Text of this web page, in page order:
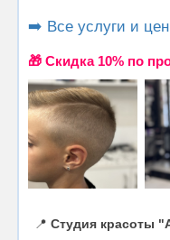
➡️ Все услуги и
🎁 Cкидка 10% по
📍 Студия красоты